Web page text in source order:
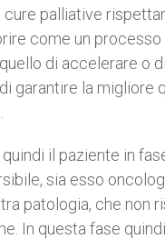
palliative
come un processo
di accelerare o
garantire la migliore
il paziente in
sia esso
patologia, che non
In questa fase